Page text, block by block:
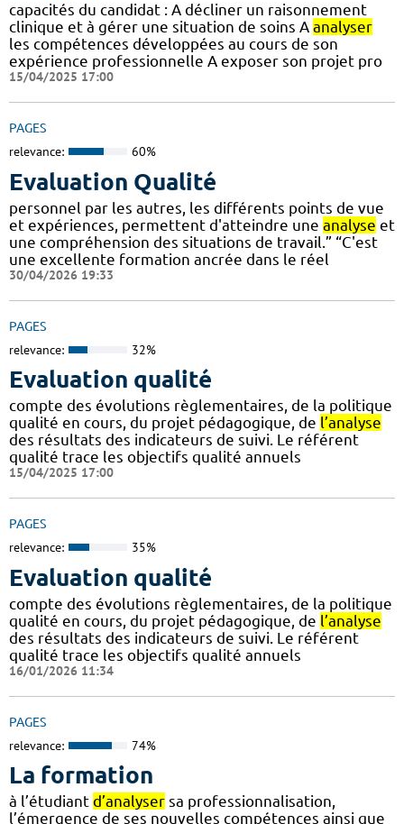
capacités du candidat : A décliner un raisonnement
clinique et à gérer une situation de soins A analyser
les compétences développées au cours de son
expérience professionnelle A exposer son projet pro
15/04/2025 17:00
PAGES
relevance: 60%
Evaluation Qualité
personnel par les autres, les différents points de vue
et expériences, permettent d'atteindre une analyse et
une compréhension des situations de travail.” “C'est
une excellente formation ancrée dans le réel
30/04/2026 19:33
PAGES
relevance: 32%
Evaluation qualité
compte des évolutions règlementaires, de la politique
qualité en cours, du projet pédagogique, de l’analyse
des résultats des indicateurs de suivi. Le référent
qualité trace les objectifs qualité annuels
15/04/2025 17:00
PAGES
relevance: 35%
Evaluation qualité
compte des évolutions règlementaires, de la politique
qualité en cours, du projet pédagogique, de l’analyse
des résultats des indicateurs de suivi. Le référent
qualité trace les objectifs qualité annuels
16/01/2026 11:34
PAGES
relevance: 74%
La formation
à l’étudiant d’analyser sa professionnalisation,
l’émergence de ses nouvelles compétences ainsi que